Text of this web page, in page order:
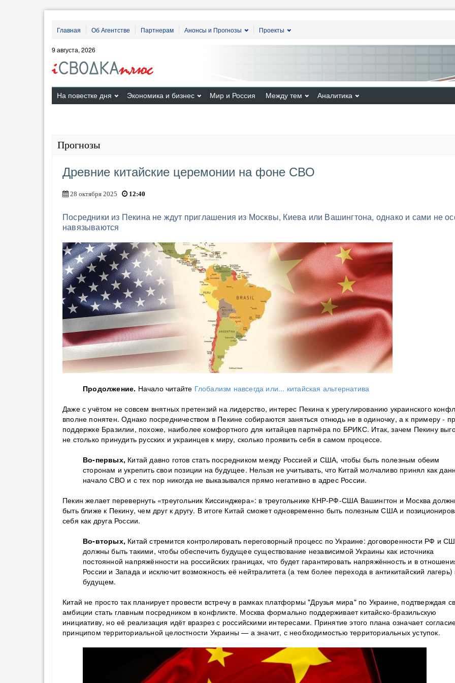
Главная Об Агентстве Партнерам Анонсы и Прогнозы Проекты
9 августа, 2026
На повестке дня Экономика и бизнес Мир и Россия Между тем Аналитика
Прогнозы
Древние китайские церемонии на фоне СВО
28 октября 2025 12:40
Посредники из Пекина не ждут приглашения из Москвы, Киева или Вашингтона, однако и сами не
навязываются
Продолжение. Начало читайте Глобализм навсегда или... китайская альтернатива
Даже с учётом не совсем внятных претензий на лидерство, интерес Пекина к урегулированию украинского
вполне понятен. Однако посредничеством в Пекине собираются заняться отнюдь не в одиночку, а к примеру -
поддержке Бразилии, похоже, наиболее комфортного для китайцев партнёра по БРИКС. Итак, зачем Пекину
не столько принудить русских и украинцев к миру, сколько проявить себя в самом процессе.
Во-первых, Китай давно готов стать посредником между Россией и США, чтобы быть полезным обеим
сторонам и укрепить свои позиции на будущее. Нельзя не учитывать, что Китай молчаливо принял как
начало СВО и с тех пор никогда не выказывался прямо негативно в адрес России.
Пекин желает перевернуть «треугольник Киссинджера»: в треугольнике КНР-РФ-США Вашингтон и Москва
быть ближе к Пекину, чем друг к другу. В итоге Китай сможет одновременно быть полезным США и
себя как друга России.
Во-вторых, Китай стремится контролировать переговорный процесс по Украине: договоренности РФ и
должны быть такими, чтобы обеспечить будущее существование независимой Украины как источника
постоянной напряжённости на российских границах, что будет гарантировать напряжённость и в
России и Запада и исключит возможность её нейтралитета (а тем более перехода в антикитайский лагерь)
будущем.
Китай не просто так планирует провести встречу в рамках платформы "Друзья мира" по Украине, подтверждая
амбиции стать главным посредником в конфликте. Москва формально поддерживает китайско-бразильскую
инициативу, но её реализация идёт вразрез с российскими интересами. Принятие этого плана означает
принципом территориальной целостности Украины — а значит, с необходимостью территориальных уступок.